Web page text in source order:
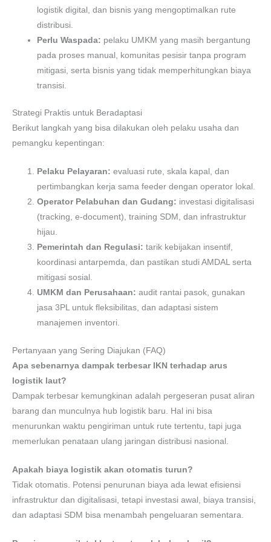
logistik digital, dan bisnis yang mengoptimalkan rute
distribusi.
Perlu Waspada: pelaku UMKM yang masih bergantung
pada proses manual, komunitas pesisir tanpa program
mitigasi, serta bisnis yang tidak memperhitungkan biaya
transisi.
Strategi Praktis untuk Beradaptasi
Berikut langkah yang bisa dilakukan oleh pelaku usaha dan
pemangku kepentingan:
Pelaku Pelayaran: evaluasi rute, skala kapal, dan
pertimbangkan kerja sama feeder dengan operator lokal.
Operator Pelabuhan dan Gudang: investasi digitalisasi
(tracking, e-document), training SDM, dan infrastruktur
hijau.
Pemerintah dan Regulasi: tarik kebijakan insentif,
koordinasi antarpemda, dan pastikan studi AMDAL serta
mitigasi sosial.
UMKM dan Perusahaan: audit rantai pasok, gunakan
jasa 3PL untuk fleksibilitas, dan adaptasi sistem
manajemen inventori.
Pertanyaan yang Sering Diajukan (FAQ)
Apa sebenarnya dampak terbesar IKN terhadap arus
logistik laut?
Dampak terbesar kemungkinan adalah pergeseran pusat aliran
barang dan munculnya hub logistik baru. Hal ini bisa
menurunkan waktu pengiriman untuk rute tertentu, tapi juga
memerlukan penataan ulang jaringan distribusi nasional.
Apakah biaya logistik akan otomatis turun?
Tidak otomatis. Potensi penurunan biaya ada lewat efisiensi
infrastruktur dan digitalisasi, tetapi investasi awal, biaya transisi,
dan adaptasi SDM bisa menambah pengeluaran sementara.